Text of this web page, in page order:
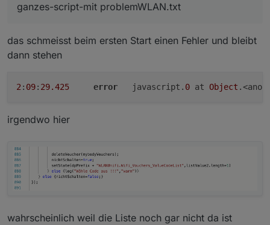
ganzes-script-mit problemWLAN.txt
das schmeisst beim ersten Start einen Fehler und bleibt
dann stehen
2 : 09: 29.425 error
	javascript.
0 at Object
irgendwo hier
wahrscheinlich weil die Liste noch gar nicht da ist